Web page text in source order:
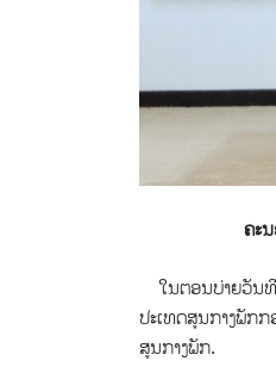
ຄະ
ໃນຕອນບ່າຍວັນທີ
ປະເທດສູນກາງພັກ
ສູນກາງພັກ.